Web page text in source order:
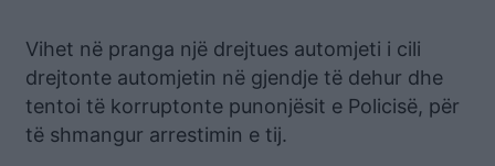
Vihet në pranga një drejtues automjeti i cili
drejtonte automjetin në gjendje të dehur dhe
tentoi të korruptonte punonjësit e Policisë, për
të shmangur arrestimin e tij.